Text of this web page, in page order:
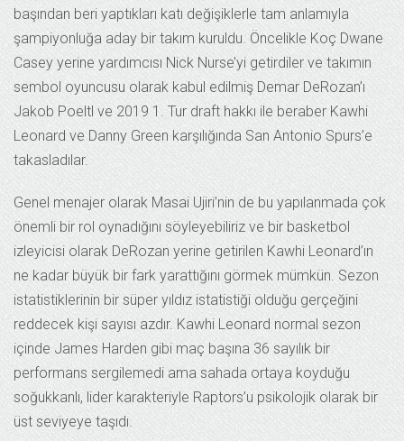
başından beri yaptıkları katı değişiklerle tam anlamıyla
şampiyonluğa aday bir takım kuruldu. Öncelikle Koç Dwane
Casey yerine yardımcısı Nick Nurse’yi getirdiler ve takımın
sembol oyuncusu olarak kabul edilmiş Demar DeRozan’ı
Jakob Poeltl ve 2019 1. Tur draft hakkı ile beraber Kawhi
Leonard ve Danny Green karşılığında San Antonio Spurs’e
takasladılar.
Genel menajer olarak Masai Ujiri’nin de bu yapılanmada çok
önemli bir rol oynadığını söyleyebiliriz ve bir basketbol
izleyicisi olarak DeRozan yerine getirilen Kawhi Leonard’ın
ne kadar büyük bir fark yarattığını görmek mümkün. Sezon
istatistiklerinin bir süper yıldız istatistiği olduğu gerçeğini
reddecek kişi sayısı azdır. Kawhi Leonard normal sezon
içinde James Harden gibi maç başına 36 sayılık bir
performans sergilemedi ama sahada ortaya koyduğu
soğukkanlı, lider karakteriyle Raptors’u psikolojik olarak bir
üst seviyeye taşıdı.